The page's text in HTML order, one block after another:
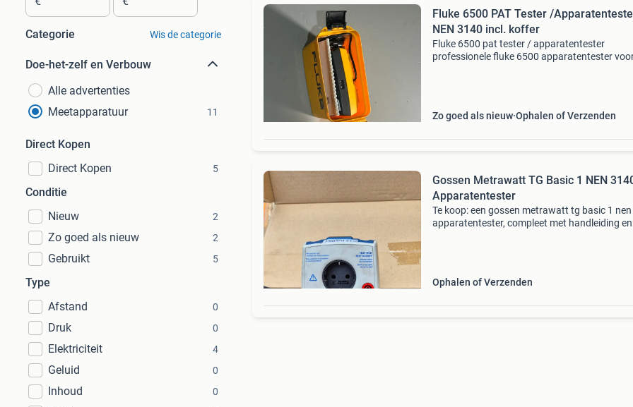
Categorie Wis de categorie
Doe-het-zelf en Verbouw
Alle advertenties
Meetapparatuur
11
Direct Kopen
Direct Kopen
5
Conditie
Nieuw
2
Zo goed als nieuw 2
Gebruikt 5
Type
Afstand
0
Druk 0
Elektriciteit 4
Geluid 0
Inhoud 0
Fluke 6500 PAT Tester /
NEN 3140 incl. koffer
Fluke 6500 pat tester / apparatentester
professionele fluke 6500 apparatentester
Zo goed als nieuw Ophalen of Verzenden
Gossen Metrawatt TG Basic 1 NEN
Apparatentester
Te koop: een gossen metrawatt tg basic 1
apparatentester, compleet met handleiding en
Ophalen of Verzenden